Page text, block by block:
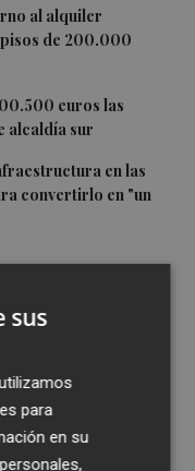
al alquiler
de 200.000
euros las
alcaldía sur
en las
convertirlo en "un
sus
para
en su